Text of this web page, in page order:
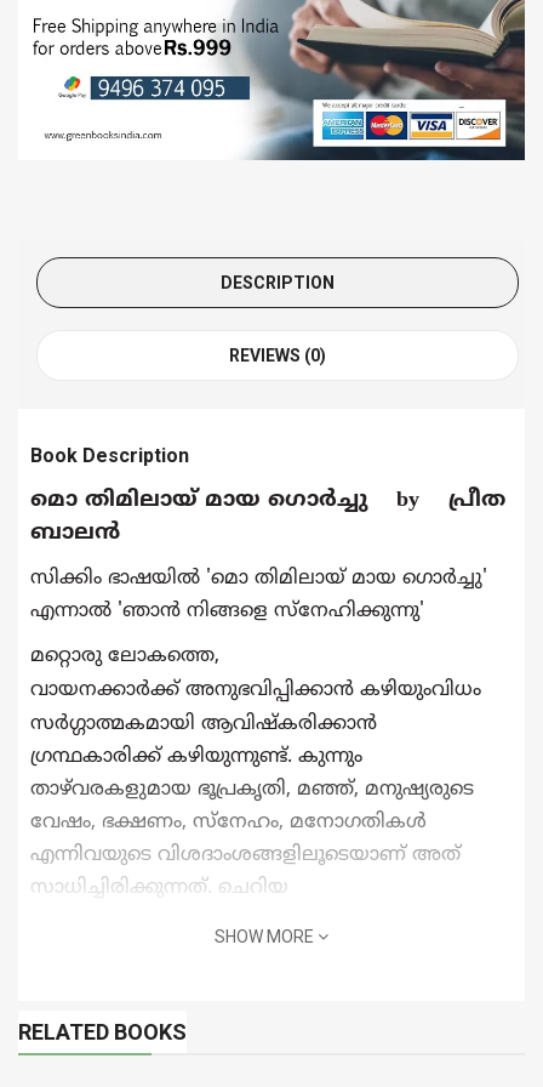
DESCRIPTION
REVIEWS (0)
Book Description
മൊ തിമിലായ് മായ ഗൊർച്ചു by
പ്രീത
ബാലൻ
സിക്കിം ഭാഷയില്‍ 'മൊ തിമിലായ് മായ ഗൊര്‍ച്ചു'
എന്നാല്‍ 'ഞാന്‍ നിങ്ങളെ സ്‌നേഹിക്കുന്നു'
മറ്റൊരു ലോകത്തെ,
വായനക്കാര്‍ക്ക് അനുഭവിപ്പിക്കാന്‍ കഴിയുംവിധം
സര്‍ഗ്ഗാത്മകമായി ആവിഷ്‌കരിക്കാന്‍
ഗ്രന്ഥകാരിക്ക് കഴിയുന്നുണ്ട്. കുന്നും
താഴ്‌വരകളുമായ ഭൂപ്രകൃതി, മഞ്ഞ്, മനുഷ്യരുടെ
വേഷം, ഭക്ഷണം, സ്‌നേഹം, മനോഗതികള്‍
എന്നിവയുടെ വിശദാംശങ്ങളിലൂടെയാണ് അത്
സാധിച്ചിരിക്കുന്നത്. ചെറിയ
അടിസ്ഥാനപരമായി സ്‌നേഹസമ്പന്നരാണ് എന്ന
സത്യമാണ് ഇതിലെ കഥാപാത്രങ്ങള്‍ വിളിച്ചു
SHOW MORE
RELATED BOOKS